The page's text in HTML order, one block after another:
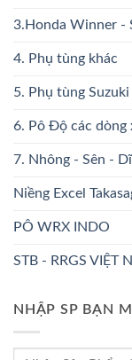
3.Honda Winner -
4. Phụ tùng khác
5. Phụ tùng Suzuki
6. Pô Độ các dòng
7. Nhông - Sên -
Niềng Excel
PÔ WRX INDO
STB - RRGS VIỆT
NHẬP SP BẠN
Tìm